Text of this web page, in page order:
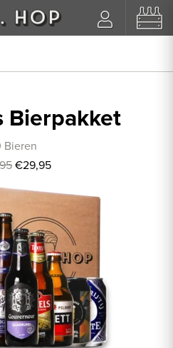
Bierpakket
Bieren
€29,95